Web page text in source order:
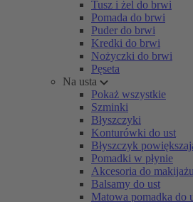
Tusz i żel do brwi
Pomada do brwi
Puder do brwi
Kredki do brwi
Nożyczki do brwi
Pęseta
Na usta
Pokaż wszystkie
Szminki
Błyszczyki
Konturówki do ust
Błyszczyk
Pomadki w płynie
Akcesoria do
Balsamy do ust
Matowa pomadka do